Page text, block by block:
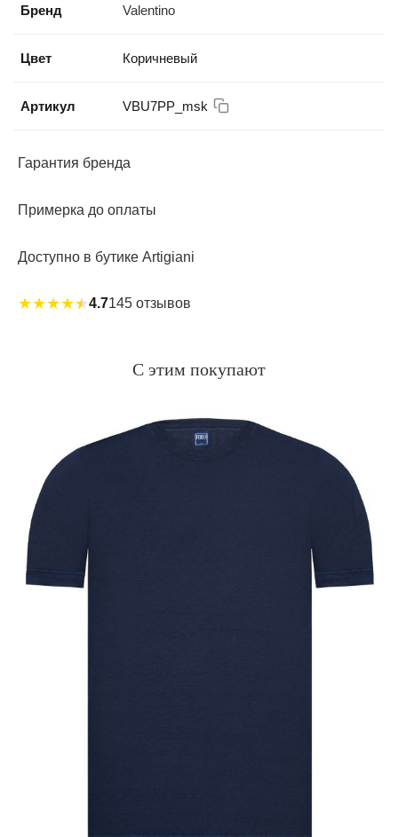
Производство: Италия.
Бренд Valentino
Цвет Коричневый
Артикул VBU7PP_msk
Гарантия бренда
Примерка до оплаты
Доступно в бутике Artigiani
★★★★★4.7145 отзывов
С этим покупают